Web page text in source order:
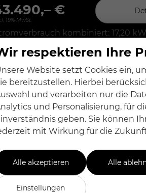
€
19% MwSt.
kombiniert: 17,20
2 -Klasse: A
-Emissionen:
respektieren Ihre
Website setzt Cookies ein,
bereitzustellen. Hierbei
und verarbeiten nur die
und Personalisierung, für
geben. Sie können
mit Wirkung für die
Alle akzeptieren Alle
Einstellungen